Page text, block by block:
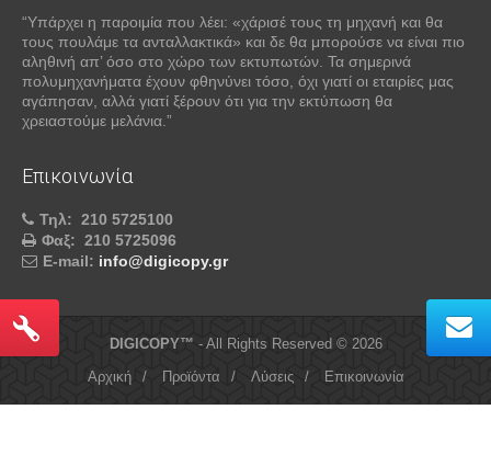
“Υπάρχει η παροιμία που λέει: «χάρισέ τους τη μηχανή και θα
τους πουλάμε τα ανταλλακτικά» και δε θα μπορούσε να είναι πιο
αληθινή απ’ όσο στο χώρο των εκτυπωτών. Τα σημερινά
πολυμηχανήματα έχουν φθηνύνει τόσο, όχι γιατί οι εταιρίες μας
αγάπησαν, αλλά γιατί ξέρουν ότι για την εκτύπωση θα
χρειαστούμε μελάνια.”
Επικοινωνία
Τηλ: 210 5725100
Φαξ: 210 5725096
E-mail: info@digicopy.gr
DIGICOPY™ - All Rights Reserved © 2026
Αρχική
/ Προϊόντα / Λύσεις / Επικοινωνία